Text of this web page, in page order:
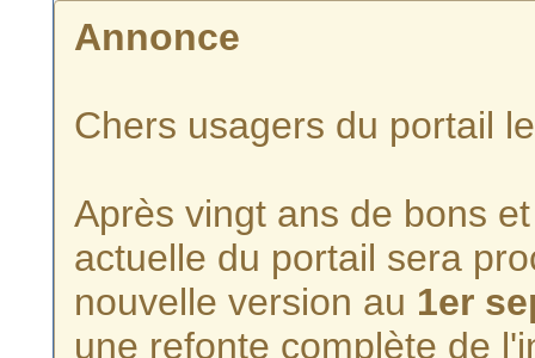
Annonce
Chers usagers du portail
Après vingt ans de bons
actuelle du portail sera
nouvelle version au 1er
une refonte complète de